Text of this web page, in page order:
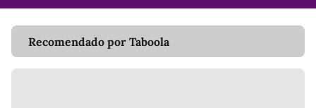
Recomendado por Taboola